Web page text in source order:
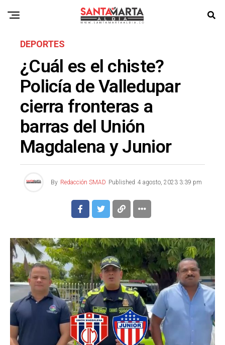
DEPORTES
¿Cuál es el chiste?
Policía de Valledupar
cierra fronteras a
barras del Unión
Magdalena y Junior
By Redacción SMAD Published 4 agosto, 2023 3:39 pm